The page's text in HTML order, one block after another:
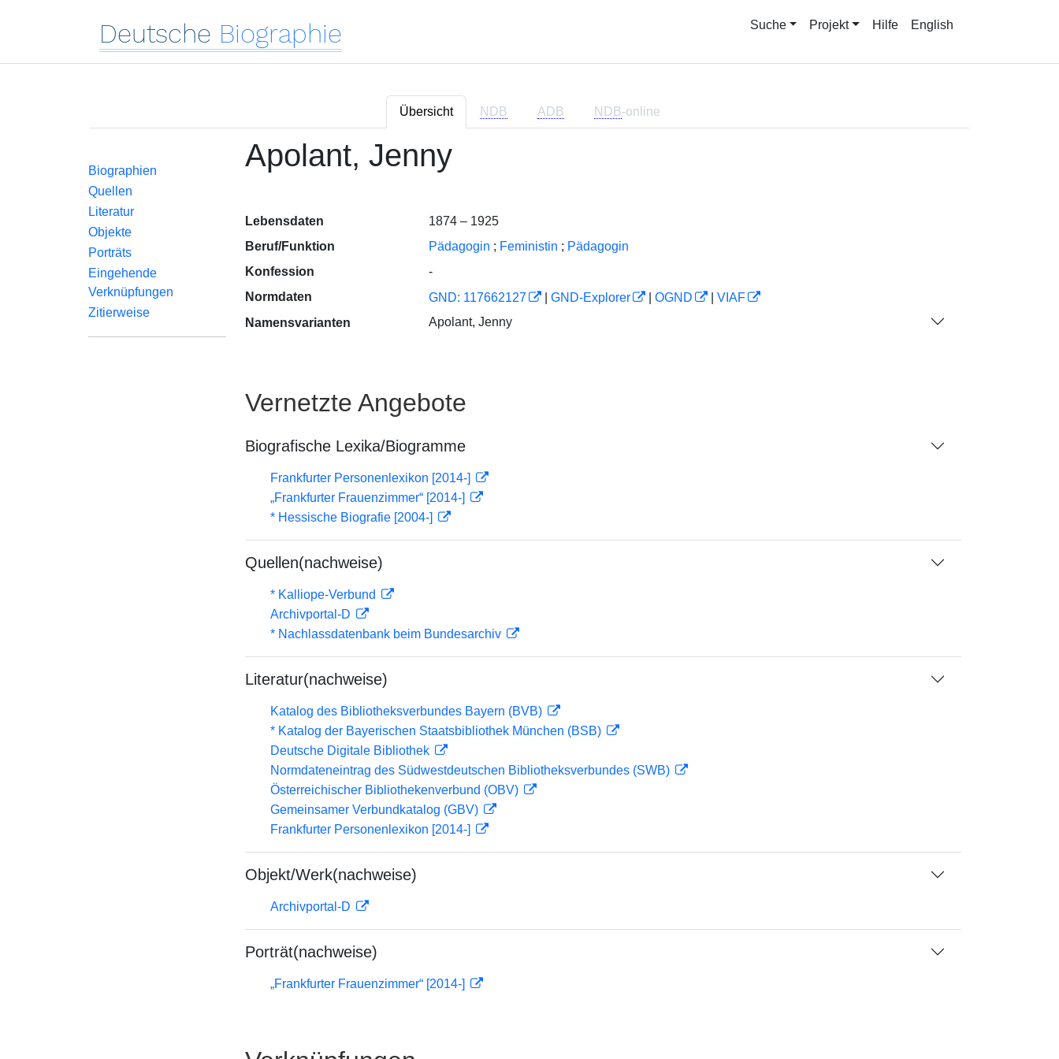
Deutsche Biographie Suche Projekt Hilfe English
Übersicht NDB ADB NDB-online
Biographien
Quellen
Literatur
Objekte
Porträts
Eingehende
Verknüpfungen
Zitierweise
Apolant, Jenny
Lebensdaten
1874 – 1925
Beruf/Funktion
Pädagogin ; Feministin ; Pädagogin
Konfession
-
Normdaten
GND: 117662127 GND-Explorer OGND
VIAF
Namensvarianten
Apolant, Jenny
Vernetzte Angebote
Biografische Lexika/Biogramme
Frankfurter Personenlexikon [2014-]
„Frankfurter Frauenzimmer“ [2014-]
* Hessische Biografie [2004-]
Quellen(nachweise)
* Kalliope-Verbund
Archivportal-D
* Nachlassdatenbank beim Bundesarchiv
Literatur(nachweise)
Katalog des Bibliotheksverbundes Bayern (BVB)
* Katalog der Bayerischen Staatsbibliothek München (BSB)
Deutsche Digitale Bibliothek
Normdateneintrag des Südwestdeutschen Bibliotheksverbundes (SWB)
Österreichischer Bibliothekenverbund (OBV)
Gemeinsamer Verbundkatalog (GBV)
Frankfurter Personenlexikon [2014-]
Objekt/Werk(nachweise)
Archivportal-D
Porträt(nachweise)
„Frankfurter Frauenzimmer“ [2014-]